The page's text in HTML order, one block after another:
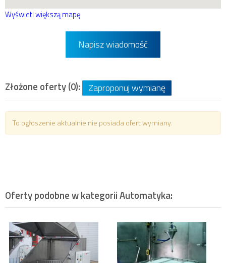
Wyświetl większą mapę
Napisz wiadomość
Złożone oferty (0): Zaproponuj wymianę
To ogłoszenie aktualnie nie posiada ofert wymiany.
Oferty podobne w kategoriiAutomatyka: